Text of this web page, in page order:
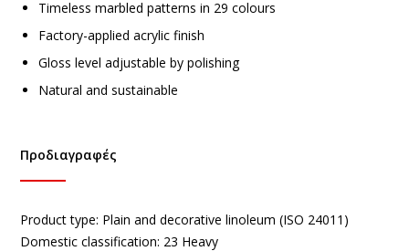
Timeless marbled patterns in 29 colours
Factory-applied acrylic finish
Gloss level adjustable by polishing
Natural and sustainable
Προδιαγραφές
Product type: Plain and decorative linoleum (ISO 24011)
Domestic classification: 23 Heavy